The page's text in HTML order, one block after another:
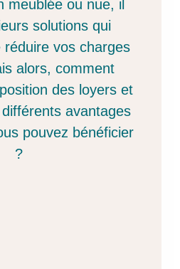
meublée ou nue, il
solutions qui
vos charges
alors, comment
des loyers et
avantages
pouvez bénéficier
?